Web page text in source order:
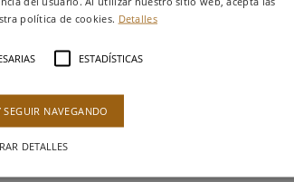
política de cookies. Detalles
ESTADÍSTICAS
NAVEGANDO
DETALLES